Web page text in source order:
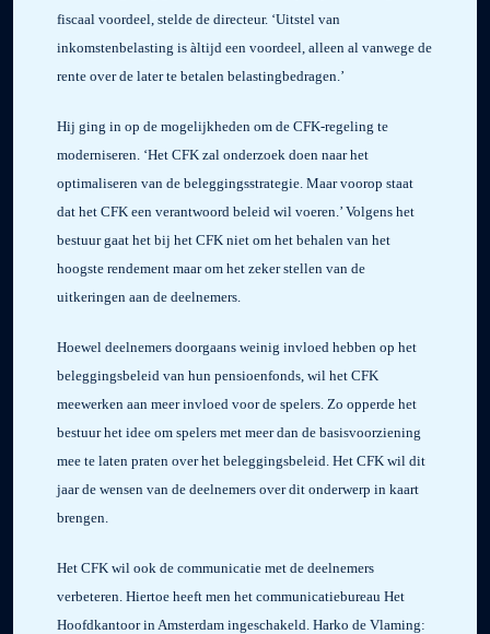
fiscaal voordeel, stelde de directeur. ‘Uitstel van
inkomstenbelasting is àltijd een voordeel, alleen al vanwege de
rente over de later te betalen belastingbedragen.’
Hij ging in op de mogelijkheden om de CFK-regeling te
moderniseren. ‘Het CFK zal onderzoek doen naar het
optimaliseren van de beleggingsstrategie. Maar voorop staat
dat het CFK een verantwoord beleid wil voeren.’ Volgens het
bestuur gaat het bij het CFK niet om het behalen van het
hoogste rendement maar om het zeker stellen van de
uitkeringen aan de deelnemers.
Hoewel deelnemers doorgaans weinig invloed hebben op het
beleggingsbeleid van hun pensioenfonds, wil het CFK
meewerken aan meer invloed voor de spelers. Zo opperde het
bestuur het idee om spelers met meer dan de basisvoorziening
mee te laten praten over het beleggingsbeleid. Het CFK wil dit
jaar de wensen van de deelnemers over dit onderwerp in kaart
brengen.
Het CFK wil ook de communicatie met de deelnemers
verbeteren. Hiertoe heeft men het communicatiebureau Het
Hoofdkantoor in Amsterdam ingeschakeld. Harko de Vlaming: